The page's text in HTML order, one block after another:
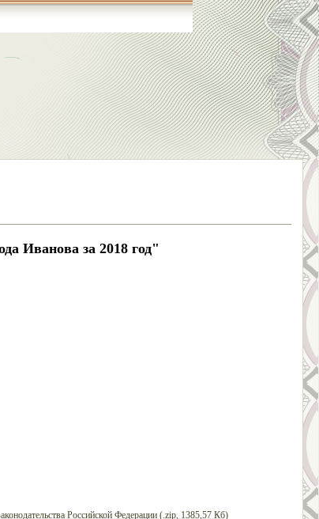
Иванова за 2018 год"
Российской Федерации (.zip, 1385,57 Кб)